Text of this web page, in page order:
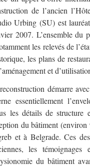
de l’ancien
Urbing (SU) est
2007. L’ensemble du
les relevés de
les plans de
et
démarre
essentiellement
les détails de structure
du bâtiment (environ
et à Belgrade. Ces
les témoignages
du bâtiment